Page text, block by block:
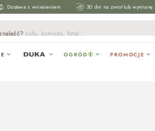
Dostawa z wniesieniem 30 dni na zwrot lub wymianę
sofa, komoda, fotel...
OGRÓD PROMOCJE